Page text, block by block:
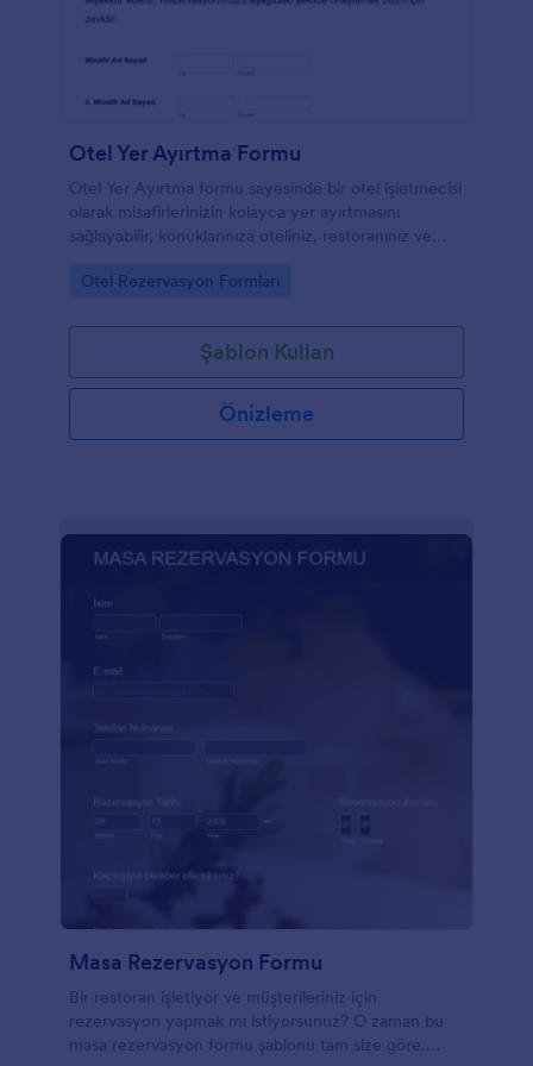
Otel Yer Ayırtma Formu
Otel Yer Ayırtma formu sayesinde bir otel işletmecisi
olarak misafirlerinizin kolayca yer ayırtmasını
sağlayabilir, konuklarınıza oteliniz, restoranınız ve
Konaklama tarihleri ve diğer ihtiyaçlar için özel
yeniden düzenleyebilirsiniz.
Go to Category:
Otel Rezervasyon Formları
Şablon Kullan
Önizleme
Masa Rezervasyon Formu
Bir restoran işletiyor ve müşterileriniz için
rezervasyon yapmak mı istiyorsunuz? O zaman bu
masa rezervasyon formu şablonu tam size göre.